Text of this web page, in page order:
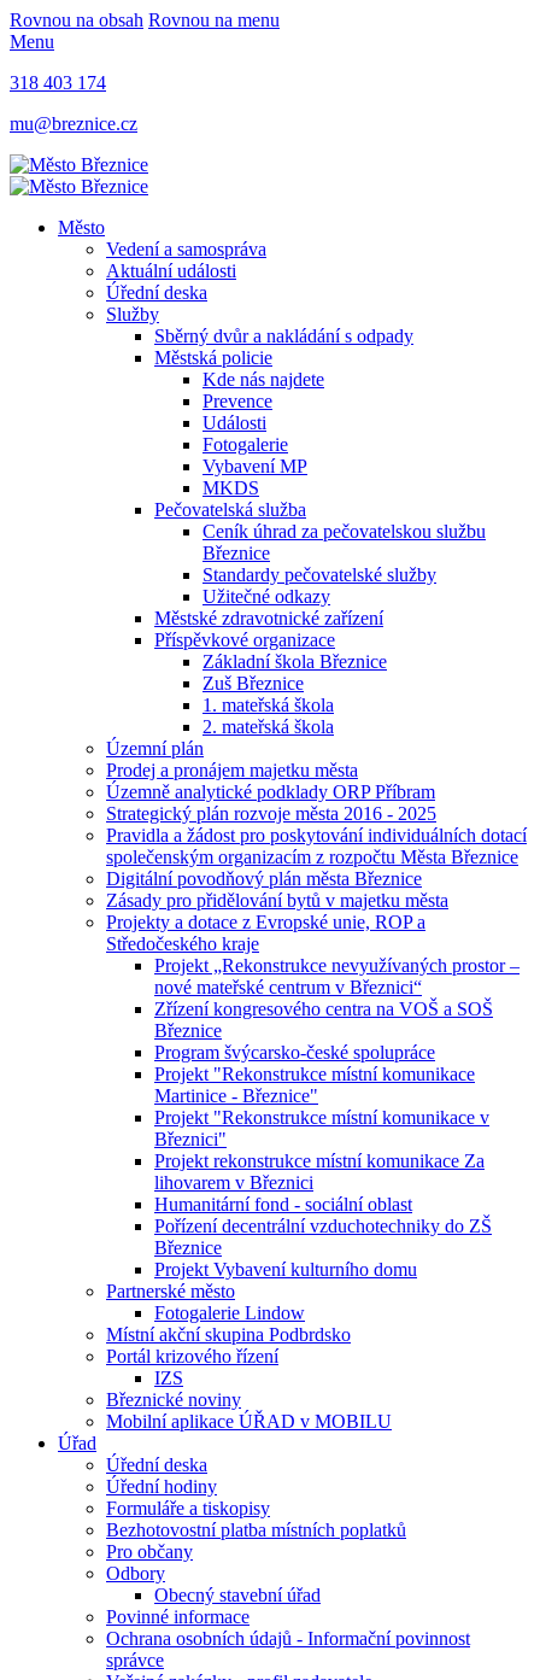
Rovnou na obsah Rovnou na menu
Menu
318 403 174
mu@breznice.cz
Město
Vedení a samospráva
Aktuální události
Úřední deska
Služby
Sběrný dvůr a nakládání s odpady
Městská policie
Kde nás najdete
Prevence
Události
Fotogalerie
Vybavení MP
MKDS
Pečovatelská služba
Ceník úhrad za pečovatelskou službu
Březnice
Standardy pečovatelské služby
Užitečné odkazy
Městské zdravotnické zařízení
Příspěvkové organizace
Základní škola Březnice
Zuš Březnice
1. mateřská škola
2. mateřská škola
Územní plán
Prodej a pronájem majetku města
Územně analytické podklady ORP Příbram
Strategický plán rozvoje města 2016 - 2025
Pravidla a žádost pro poskytování individuálních dotací
společenským organizacím z rozpočtu Města Březnice
Digitální povodňový plán města Březnice
Zásady pro přidělování bytů v majetku města
Projekty a dotace z Evropské unie, ROP a
Středočeského kraje
Projekt „Rekonstrukce nevyužívaných prostor –
nové mateřské centrum v Březnici“
Zřízení kongresového centra na VOŠ a SOŠ
Březnice
Program švýcarsko-české spolupráce
Projekt "Rekonstrukce místní komunikace
Martinice - Březnice"
Projekt "Rekonstrukce místní komunikace v
Březnici"
Projekt rekonstrukce místní komunikace Za
lihovarem v Březnici
Humanitární fond - sociální oblast
Pořízení decentrální vzduchotechniky do ZŠ
Březnice
Projekt Vybavení kulturního domu
Partnerské město
Fotogalerie Lindow
Místní akční skupina Podbrdsko
Portál krizového řízení
IZS
Březnické noviny
Mobilní aplikace ÚŘAD v MOBILU
Úřad
Úřední deska
Úřední hodiny
Formuláře a tiskopisy
Bezhotovostní platba místních poplatků
Pro občany
Odbory
Obecný stavební úřad
Povinné informace
Ochrana osobních údajů - Informační povinnost
správce